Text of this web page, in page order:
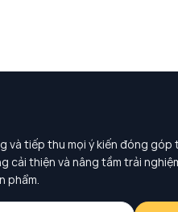
và tiếp thu mọi ý kiến đóng góp
cải thiện và nâng tầm trải
phẩm.